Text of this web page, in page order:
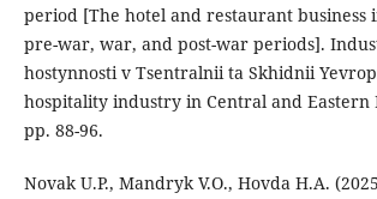
period [The hotel and restaurant business
pre-war, war, and post-war periods].
hostynnosti v Tsentralnii ta Skhidnii
hospitality industry in Central and Eastern
pp. 88-96.
Novak U.P., Mandryk V.O., Hovda H.A.